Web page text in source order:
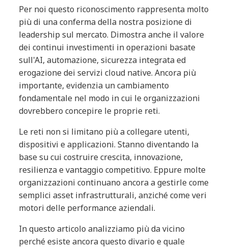
Per noi questo riconoscimento rappresenta molto
più di una conferma della nostra posizione di
leadership sul mercato. Dimostra anche il valore
dei continui investimenti in operazioni basate
sull'AI, automazione, sicurezza integrata ed
erogazione dei servizi cloud native. Ancora più
importante, evidenzia un cambiamento
fondamentale nel modo in cui le organizzazioni
dovrebbero concepire le proprie reti.
Le reti non si limitano più a collegare utenti,
dispositivi e applicazioni. Stanno diventando la
base su cui costruire crescita, innovazione,
resilienza e vantaggio competitivo. Eppure molte
organizzazioni continuano ancora a gestirle come
semplici asset infrastrutturali, anziché come veri
motori delle performance aziendali.
In questo articolo analizziamo più da vicino
perché esiste ancora questo divario e quale